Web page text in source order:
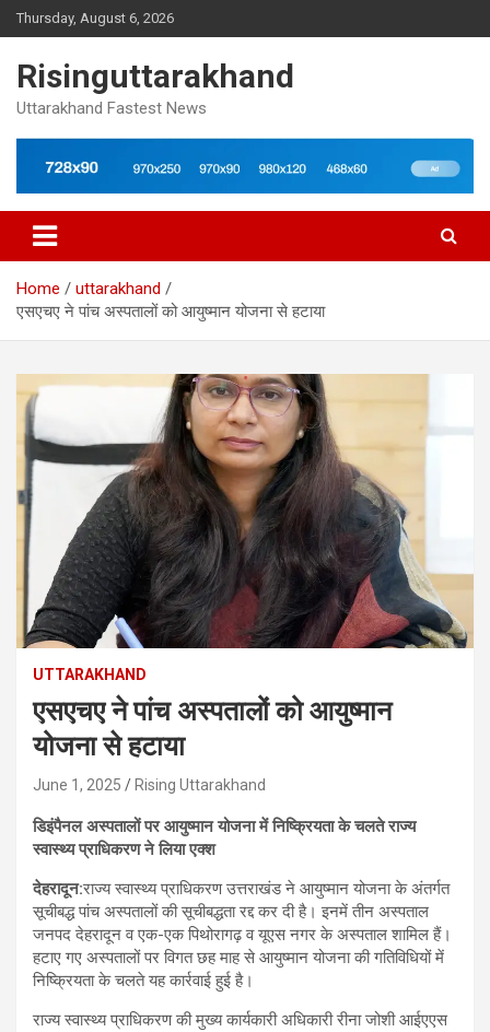
Skip
to
Thursday, August 6, 2026
Risinguttarakhand
Uttarakhand Fastest News
Home
uttarakhand
एसएचए ने पांच अस्पतालों को आयुष्मान योजना से हटाया
UTTARAKHAND
एसएचए ने पांच अस्पतालों को आयुष्मान
योजना से हटाया
June 1, 2025 Rising Uttarakhand
डिइंपैनल अस्पतालों पर आयुष्मान योजना में निष्क्रियता के चलते राज्य
स्वास्थ्य प्राधिकरण ने लिया एक्श
देहरादून:राज्य स्वास्थ्य प्राधिकरण उत्तराखंड ने आयुष्मान योजना के अंतर्गत
सूचीबद्ध पांच अस्पतालों की सूचीबद्धता रद्द कर दी है। इनमें तीन अस्पताल
जनपद देहरादून व एक-एक पिथोरागढ़ व यूएस नगर के अस्पताल शामिल हैं।
हटाए गए अस्पतालों पर विगत छह माह से आयुष्मान योजना की गतिविधियों में
निष्क्रियता के चलते यह कार्रवाई हुई है।
राज्य स्वास्थ्य प्राधिकरण की मुख्य कार्यकारी अधिकारी रीना जोशी आईएएस